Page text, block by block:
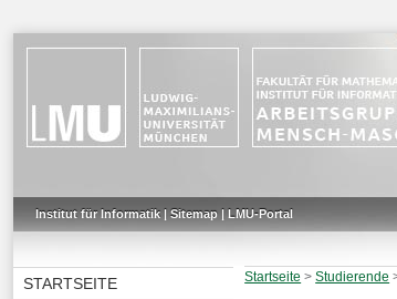
Institut für Informatik| Sitemap| LMU-Portal
STARTSEITE
Startseite >Studierende